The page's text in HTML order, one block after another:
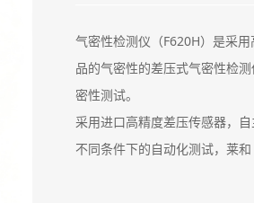
气密性检测仪（F620H）是采
品的气密性的差压式气密性检
密性测试。
采用进口高精度差压传感器，
不同条件下的自动化测试，莱